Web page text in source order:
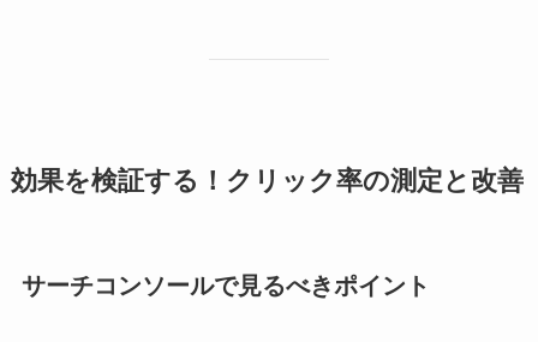
効果を検証する！クリック率の測定と改善
サーチコンソールで見るべきポイント